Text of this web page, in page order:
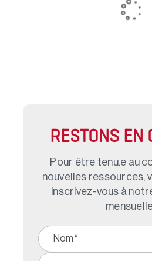
RESTONS EN
Pour être tenu.e au
nouvelles ressources,
inscrivez-vous à